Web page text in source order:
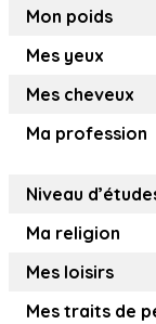
Mon poids
Mes yeux
Mes cheveux
Ma profession
Niveau
Ma religion
Mes loisirs
Mes traits de